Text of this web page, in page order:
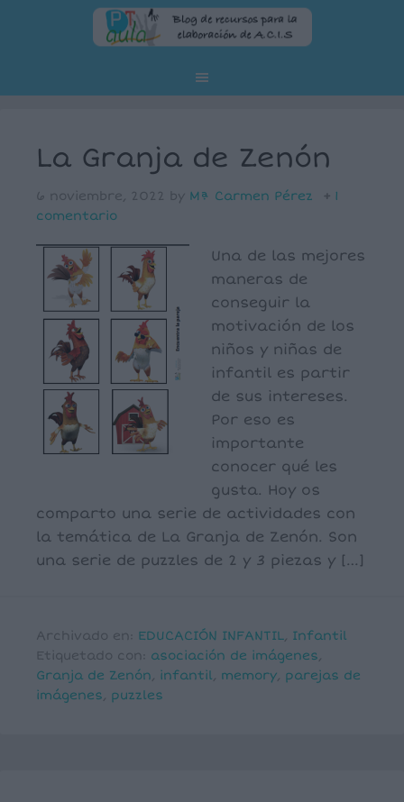
La Granja de Zenón
6 noviembre, 2022 by Mª Carmen Pérez
1
comentario
Una de las mejores
maneras de
conseguir la
motivación de los
niños y niñas de
infantil es partir
de sus intereses.
Por eso es
importante
conocer qué les
gusta. Hoy os
comparto una serie de actividades con
la temática de La Granja de Zenón. Son
una serie de puzzles de 2 y 3 piezas y […]
Archivado en: EDUCACIÓN INFANTIL, Infantil
Etiquetado con: asociación de imágenes,
Granja de Zenón, infantil, memory, parejas de
imágenes, puzzles